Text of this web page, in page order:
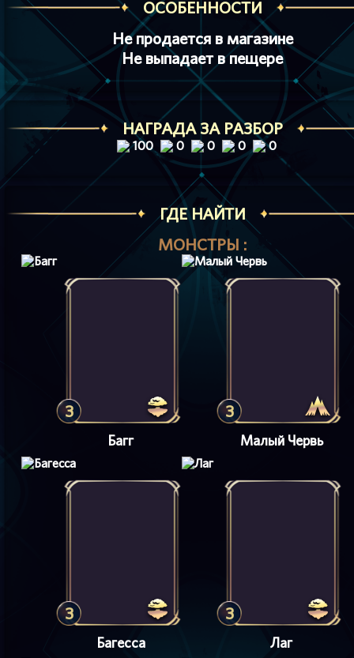
ОСОБЕННОСТИ
Не продается в магазине
Не выпадает в пещере
НАГРАДА ЗА РАЗБОР
100 0 0 0 0
ГДЕ НАЙТИ
МОНСТРЫ :
3
Багг
3
Малый Червь
3
Багесса
3
Лаг